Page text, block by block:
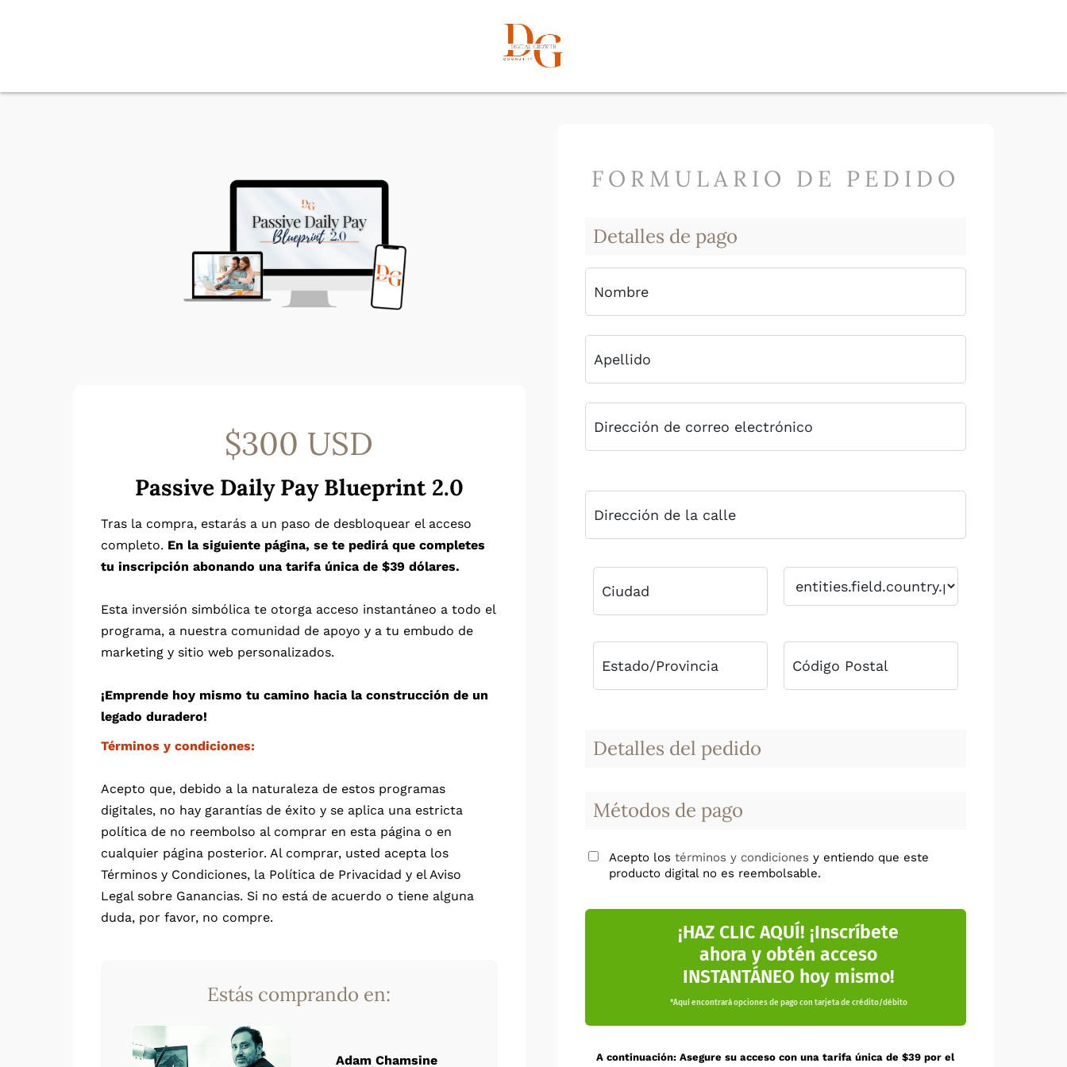
$300 USD
Passive Daily Pay Blueprint 2.0
Tras la compra, estarás a un paso de desbloquear el acceso
completo. En la siguiente página, se te pedirá que completes
tu inscripción abonando una tarifa única de $39 dólares.
Esta inversión simbólica te otorga acceso instantáneo a todo el
programa, a nuestra comunidad de apoyo y a tu embudo de
marketing y sitio web personalizados.
¡Emprende hoy mismo tu camino hacia la construcción de un
legado duradero!
Términos y condiciones:
Acepto que, debido a la naturaleza de estos programas
digitales, no hay garantías de éxito y se aplica una estricta
política de no reembolso al comprar en esta página o en
cualquier página posterior. Al comprar, usted acepta los
Términos y Condiciones, la Política de Privacidad y el Aviso
Legal sobre Ganancias. Si no está de acuerdo o tiene alguna
duda, por favor, no compre.
Estás comprando en:
Adam Chamsine
FORMULARIO DE PEDIDO
Detalles de pago
Detalles del pedido
Métodos de pago
Acepto los términos y condiciones y entiendo que este
producto digital no es reembolsable.
¡HAZ CLIC AQUÍ! ¡Inscríbete
ahora y obtén acceso
INSTANTÁNEO hoy mismo!
*Aquí encontrará opciones de pago con tarjeta de crédito/débito
A continuación: Asegure su acceso con una tarifa única de $39 por el